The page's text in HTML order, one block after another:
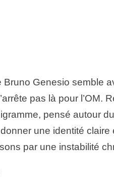
Bruno Genesio semble
pas là pour l’OM.
pensé autour
une identité
par une instabilité